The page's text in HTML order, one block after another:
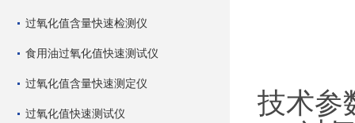
过氧化值含量快速检测仪
食用油过氧化值快速测试仪
过氧化值含量快速测定仪
过氧化值快速测试仪
技术参